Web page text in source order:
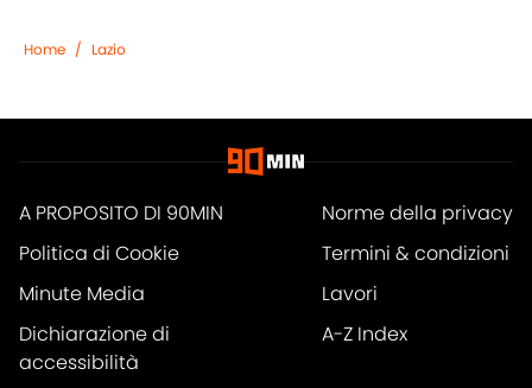
Home / Lazio
A PROPOSITO DI 90MIN
Norme della privacy
Politica di Cookie
Termini & condizioni
Minute Media
Lavori
Dichiarazione di
accessibilità
A-Z Index